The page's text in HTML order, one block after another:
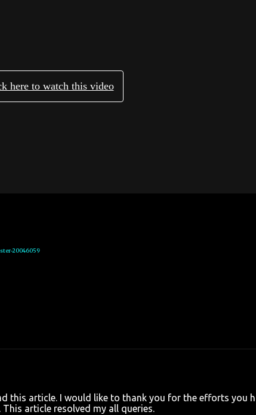
20046059
this article. I would like to thank you for the efforts you
This article resolved my all queries.